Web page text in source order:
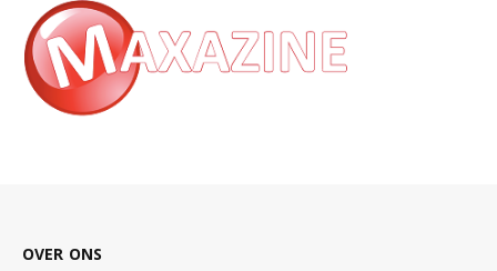
OVER ONS